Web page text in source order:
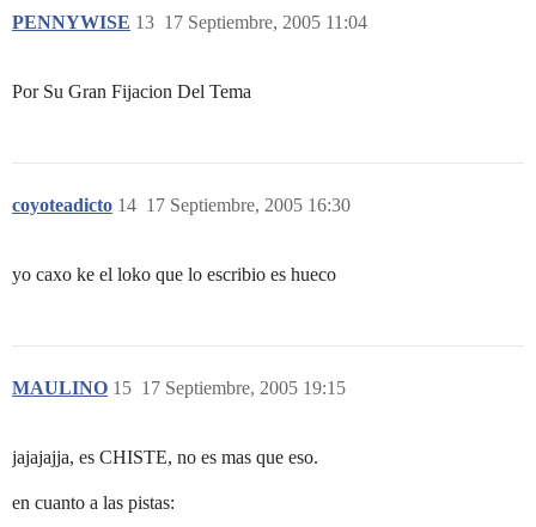
PENNYWISE 17 Septiembre, 2005 11:04
13
Por Su Gran Fijacion Del Tema
coyoteadicto 17 Septiembre, 2005 16:30
14
yo caxo ke el loko que lo escribio es hueco
MAULINO 17 Septiembre, 2005 19:15
15
jajajajja, es CHISTE, no es mas que eso.
en cuanto a las pistas: